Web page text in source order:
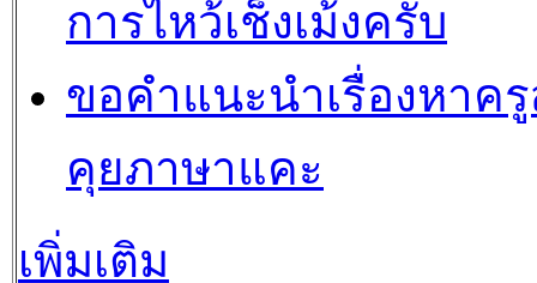
การไหว้เช็งเม้งครับ
ขอคำแนะนำเรื่องหาค
คุยภาษาแคะ
เพิ่มเติม